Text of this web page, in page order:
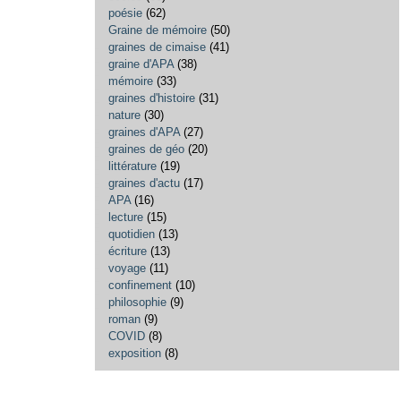
poésie (62)
Graine de mémoire (50)
graines de cimaise (41)
graine d'APA (38)
mémoire (33)
graines d'histoire (31)
nature (30)
graines d'APA (27)
graines de géo (20)
littérature (19)
graines d'actu (17)
APA (16)
lecture (15)
quotidien (13)
écriture (13)
voyage (11)
confinement (10)
philosophie (9)
roman (9)
COVID (8)
exposition (8)